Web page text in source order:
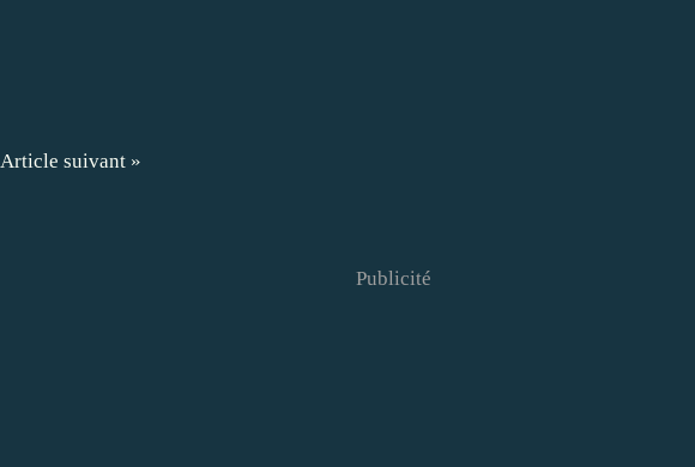
Article suivant »
Publicité